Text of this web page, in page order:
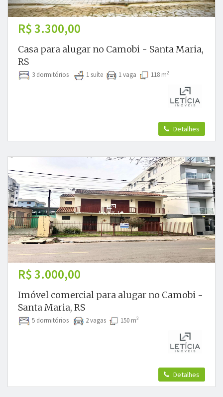
R$ 3.300,00
Casa para alugar no Camobi - Santa Maria,
RS
3 dormitórios 1 suíte 1 vaga 118 m2
Detalhes
R$ 3.000,00
Imóvel comercial para alugar no Camobi -
Santa Maria, RS
5 dormitórios 2 vagas 150 m2
Detalhes